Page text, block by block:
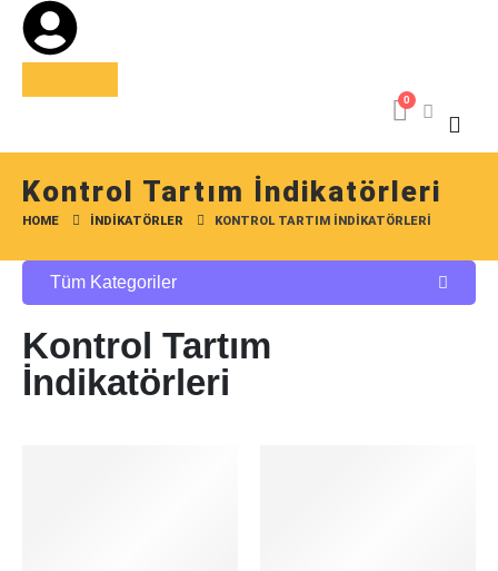
0
Kontrol Tartım İndikatörleri
HOME İNDIKATÖRLER KONTROL TARTIM İNDIKATÖRLERI
Tüm Kategoriler
Kontrol Tartım
İndikatörleri